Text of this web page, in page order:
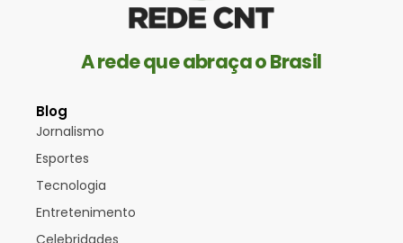
A rede que abraça o Brasil
Blog
Jornalismo
Esportes
Tecnologia
Entretenimento